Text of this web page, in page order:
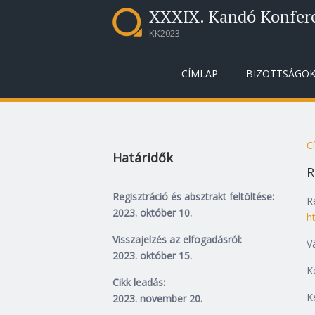
XXXIX. Kandó
KK2023
CÍMLAP BIZOTTSÁGOK
Határidők
Regisztráció és absztrakt feltöltése:
2023. október 10.
Visszajelzés az elfogadásról:
2023. október 15.
Cikk leadás:
2023. november 20.